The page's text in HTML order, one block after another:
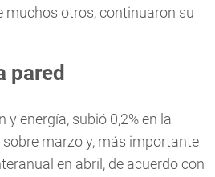
muchos otros, continuaron su
pared
energía, subió 0,2% en la
marzo y, más importante
en abril, de acuerdo con